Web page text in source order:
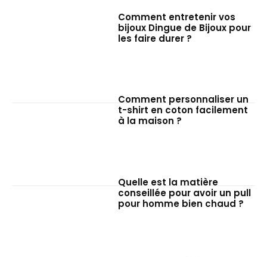
Comment entretenir vos
bijoux Dingue de Bijoux pour
les faire durer ?
Comment personnaliser un
t-shirt en coton facilement
à la maison ?
Quelle est la matière
conseillée pour avoir un pull
pour homme bien chaud ?